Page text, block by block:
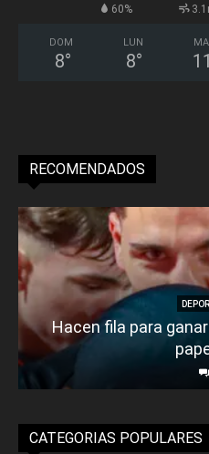
60%
DOM
8°
LUN
8° 11
RECOMENDADOS
Hacen fila para
CATEGORIAS POPULARES